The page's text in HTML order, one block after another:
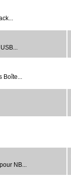
Boîte...
NB...